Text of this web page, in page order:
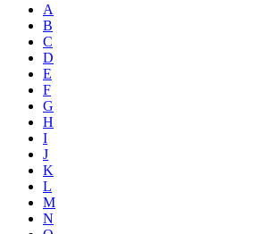
A
B
C
D
E
F
G
H
I
J
K
L
M
N